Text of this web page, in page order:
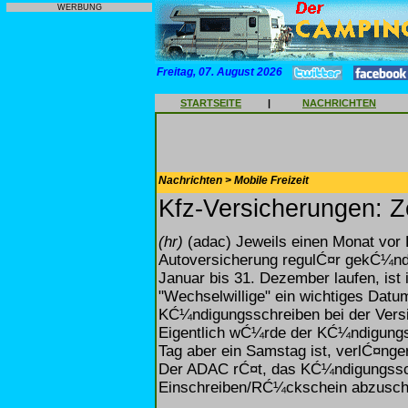
WERBUNG
Freitag, 07. August 2026
STARTSEITE | NACHRICHTEN
Nachrichten > Mobile Freizeit
Kfz-Versicherungen:
(hr) (adac) Jeweils einen Monat
Autoversicherung regulĆ¤r
Januar bis 31. Dezember laufen,
"Wechselwillige" ein wichtiges
KĆ¼ndigungsschreiben bei der
Eigentlich wĆ¼rde der
Tag aber ein Samstag ist,
Der ADAC rĆ¤t, das
Einschreiben/RĆ¼ckschein